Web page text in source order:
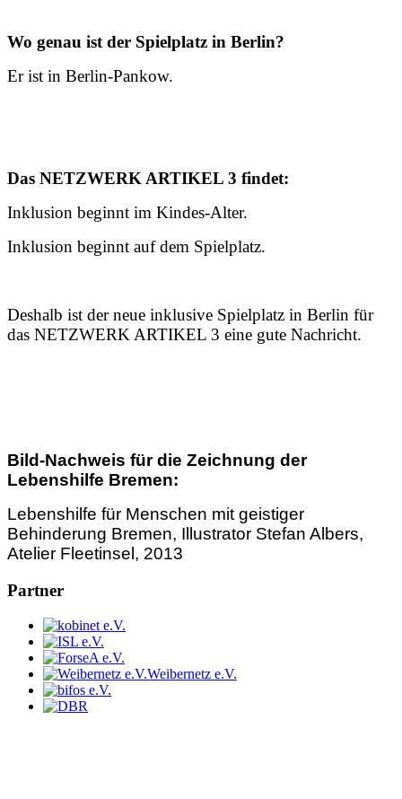
Wo genau ist der Spielplatz in Berlin?
Er ist in Berlin-Pankow.
Das NETZWERK ARTIKEL 3 findet:
Inklusion beginnt im Kindes-Alter.
Inklusion beginnt auf dem Spielplatz.
Deshalb ist der neue inklusive Spielplatz in Berlin für
das NETZWERK ARTIKEL 3 eine gute Nachricht.
Bild-Nachweis für die Zeichnung der
Lebenshilfe Bremen:
Lebenshilfe für Menschen mit geistiger
Behinderung Bremen, Illustrator Stefan Albers,
Atelier Fleetinsel, 2013
Partner
Weibernetz e.V.